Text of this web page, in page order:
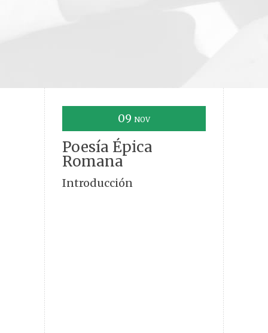
09 NOV
Poesía Épica
Romana
Introducción